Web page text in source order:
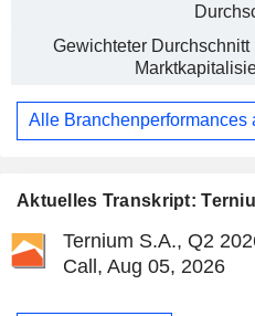
Aktuelles Transkript:
Ternium S.A., Q2
Call, Aug 05, 2026
Gewichteter Durchschnitt
Alle Branchenperformances